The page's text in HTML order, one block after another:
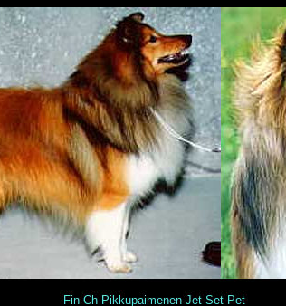
Fin Ch Pikkupaimenen Jet Set Pet